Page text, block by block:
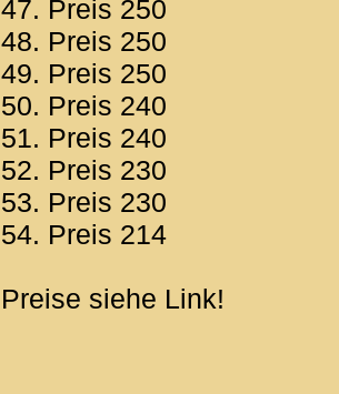
47. Preis 250
48. Preis 250
49. Preis 250
50. Preis 240
51. Preis 240
52. Preis 230
53. Preis 230
54. Preis 214
Preise siehe Link!